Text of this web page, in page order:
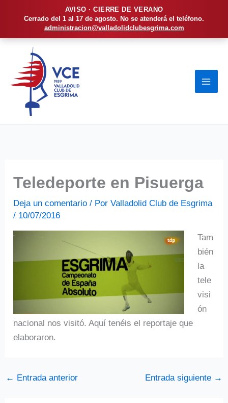
AVISO · CIERRE DE VERANO
Cerrado del 1 al 17 de agosto. No se atenderá el teléfono.
administracion@valladolidclubesgrima.com
contenido
Teledeporte en Pisuerga
Deja un comentario / PorValladolid Club de Esgrima
/ 10/07/2016
Tam
bién
la
tele
visi
ón
nacional nos visitó. Aquí tenéis el reportaje que
elaboraron.
← Entrada anterior Entrada siguiente →